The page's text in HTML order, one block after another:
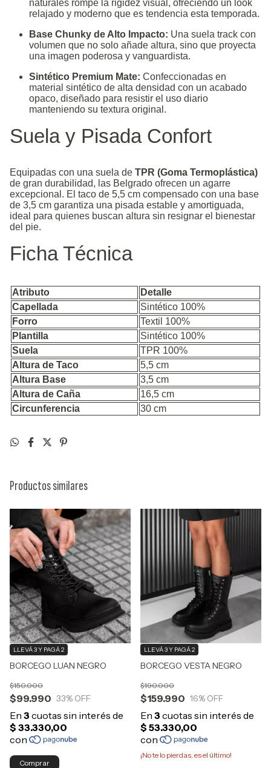
naturales rompe la rigidez visual, ofreciendo un look
relajado y moderno que es tendencia esta temporada.
Base Chunky de Alto Impacto: Una suela track con
volumen que no solo añade altura, sino que proyecta
una imagen poderosa y vanguardista.
Sintético Premium Mate: Confeccionadas en
material sintético de alta densidad con un acabado
opaco, diseñado para resistir el uso diario
manteniendo su textura original.
Suela y Pisada Confort
Equipadas con una suela de TPR (Goma Termoplástica)
de gran durabilidad, las Belgrado ofrecen un agarre
excepcional. El taco de 5,5 cm compensado con una base
de 3,5 cm garantiza una pisada estable y amortiguada,
ideal para quienes buscan altura sin resignar el bienestar
del pie.
Ficha Técnica
Atributo
Detalle
Capellada
Sintético 100%
Forro
Textil 100%
Plantilla
Sintético 100%
Suela
TPR 100%
Altura de Taco
5,5 cm
Altura Base
3,5 cm
Altura de Caña
16,5 cm
Circunferencia
30 cm
Productos similares
BORCEGO LUAN NEGRO
$99.990
$150.000
33% OFF
LLEVÁ 3 Y PAGÁ 2
Comprar
BORCEGO VESTA NEGRO
$159.990
$190.000
16% OFF
LLEVÁ 3 Y PAGÁ 2
¡No te lo pierdas, es el último!